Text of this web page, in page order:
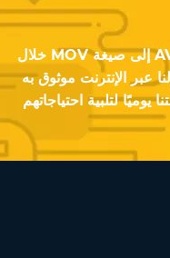
باستخدام أداتنا على الإنترنت، يمكنك تحويل أي ملف AVI إلى صيغة MOV خلال
عبر الإنترنت موثوق به
لتلبية احتياجاتهم